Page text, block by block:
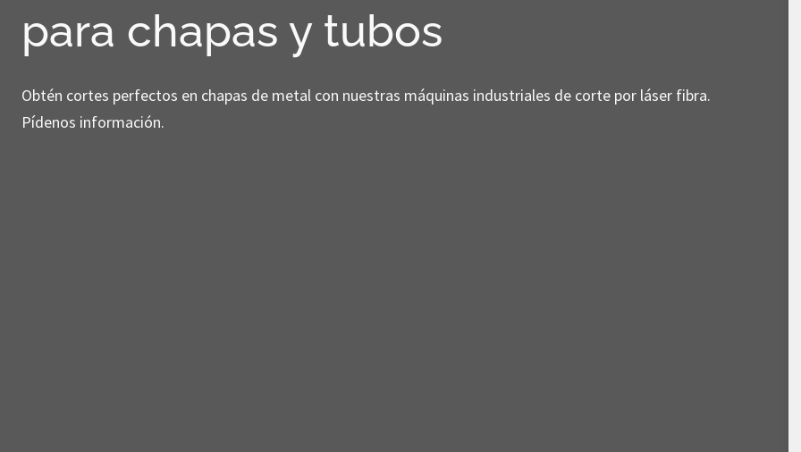
para chapas y tubos
Obtén cortes perfectos en chapas de metal con nuestras máquinas industriales de corte por láser fibra.
Pídenos información.